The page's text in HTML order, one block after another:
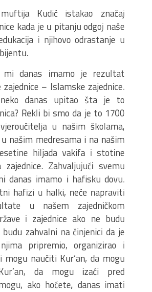
Kudić istakao značaj
kada je u pitanju odgoj naše
i njihovo odrastanje u
mi danas imamo je rezultat
zajednice – Islamske zajednice.
danas upitao šta je to
Rekli bi smo da je to 1700
u našim školama,
našim medresama i na našim
hiljada vakifa i stotine
zajednice. Zahvaljujući svemu
danas imamo i hafisku dovu.
hafizi u halki, neće napraviti
u našem zajedničkom
i zajednice ako ne budu
zahvalni na činjenici da je
pripremio, organizirao i
mogu naučiti Kur’an, da mogu
da mogu izaći pred
ako hoćete, danas imati